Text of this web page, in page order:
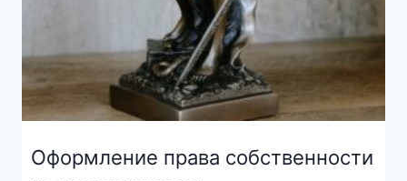
Оформление права собственности